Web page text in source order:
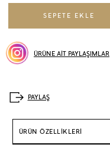
ÜRÜNE AİT PAYLAŞIMLAR
ÜRÜN ÖZELLİKLERİ